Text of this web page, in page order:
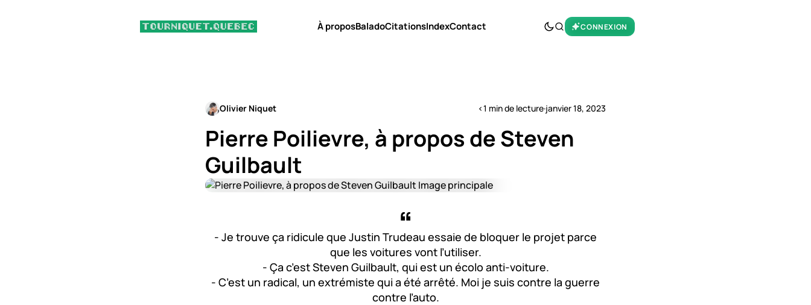
À proposBaladoCitationsIndexContact CONNEXION
Olivier Niquet <1 min de lecture·janvier 18, 2023
Pierre Poilievre, à propos de Steven
Guilbault
- Je trouve ça ridicule que Justin Trudeau essaie de bloquer le projet parce
que les voitures vont l’utiliser.
- Ça c’est Steven Guilbault, qui est un écolo anti-voiture.
- C’est un radical, un extrémiste qui a été arrêté. Moi je suis contre la guerre
contre l’auto.